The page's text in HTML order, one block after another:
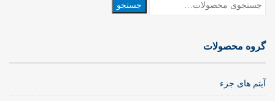
جستجو
گروه محصولات
آیتم های جزء